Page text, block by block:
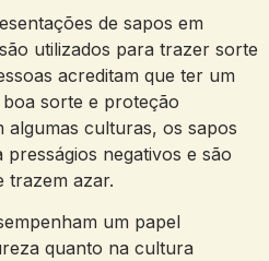
de sapos em
utilizados para trazer sorte
acreditam que ter um
sorte e proteção
algumas culturas, os sapos
negativos e ‌são
trazem azar.
‌um papel
quanto na cultura